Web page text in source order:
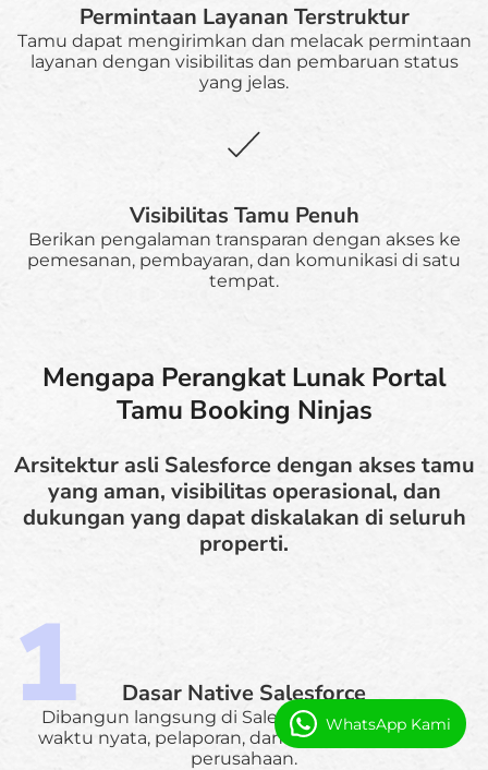
Permintaan Layanan Terstruktur
Tamu dapat mengirimkan dan melacak permintaan
layanan dengan visibilitas dan pembaruan status
yang jelas.
Visibilitas Tamu Penuh
Berikan pengalaman transparan dengan akses ke
pemesanan, pembayaran, dan komunikasi di satu
tempat.
Mengapa Perangkat Lunak Portal
Tamu Booking Ninjas
Arsitektur asli Salesforce dengan akses tamu
yang aman, visibilitas operasional, dan
dukungan yang dapat diskalakan di seluruh
properti.
Dasar Native Salesforce
Dibangun langsung di Salesforce dengan data
waktu nyata, pelaporan, dan skalabilitas tingkat
perusahaan.
WhatsApp Kami